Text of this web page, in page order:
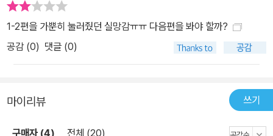
1-2편을 가뿐히 눌러줬던 실망감ㅠㅠ 다음편을 봐야 할까?
공감 (0) 댓글 (0)
마이리뷰 쓰기
구매자 (4) 전체 (20)